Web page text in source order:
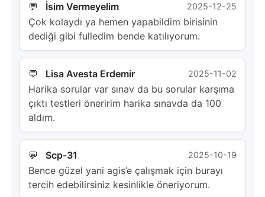
İsim Vermeyelim 2025-12-25
Çok kolaydı ya hemen yapabildim birisinin
dediği gibi fulledim bende katılıyorum.
Lisa Avesta Erdemir 2025-11-02
Harika sorular var sınav da bu sorular karşıma
çıktı testleri öneririm harika sınavda da 100
aldım.
Scp-31 2025-10-19
Bence güzel yani agis’e çalışmak için burayı
tercih edebilirsiniz kesinlikle öneriyorum.